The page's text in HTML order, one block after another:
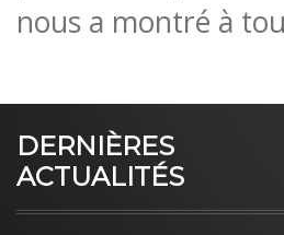
nous a montré à
DERNIÈRES
ACTUALITÉS